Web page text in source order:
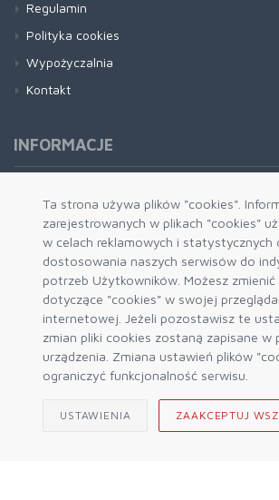
Ta strona używa plików "cookies".
zarejestrowanych w plikach "cookies"
w celach reklamowych i statystycznych
dostosowania naszych serwisów do
potrzeb Użytkowników. Możesz
dotyczące "cookies" w swojej
internetowej. Jeżeli pozostawisz te
zmian pliki cookies zostaną zapisane w
urządzenia. Zmiana ustawień plików
ograniczyć funkcjonalność serwisu.
USTAWIENIA ZAAKCEPTUJ
Regulamin
Polityka cookies
Wypożyczalnia
Kontakt
INFORMACJE
Formy płatności
Dostawa i wysyłka
Zwrot i wymiana
System rabatowy
Kody rabatowe
Blog